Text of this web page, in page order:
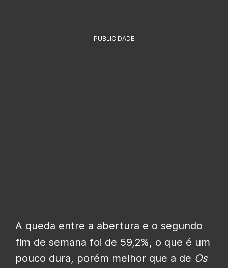
PUBLICIDADE
A queda entre a abertura e o segundo
fim de semana foi de 59,2%, o que é um
pouco dura, porém melhor que a de Os